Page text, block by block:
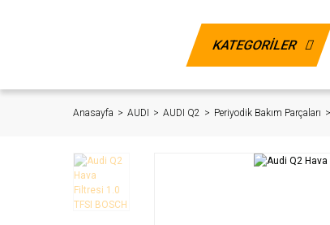
KATEGORİLER
Anasayfa AUDI AUDI Q2 Periyodik Bakım Parçaları